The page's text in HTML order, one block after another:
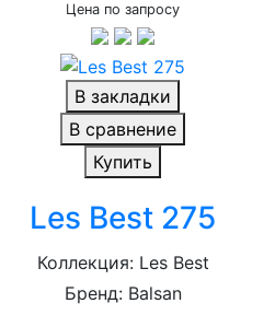
Цена по запросу
В закладки
В сравнение
Купить
Les Best 275
Коллекция: Les Best
Бренд: Balsan